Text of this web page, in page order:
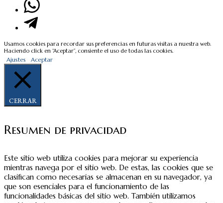
Usamos cookies para recordar sus preferencias en futuras visitas a nuestra web.
Haciendo click en “Aceptar”, consiente el uso de todas las cookies.
Ajustes Aceptar
CERRAR
Resumen de privacidad
Este sitio web utiliza cookies para mejorar su experiencia
mientras navega por el sitio web. De estas, las cookies que se
clasifican como necesarias se almacenan en su navegador, ya
que son esenciales para el funcionamiento de las
funcionalidades básicas del sitio web. También utilizamos